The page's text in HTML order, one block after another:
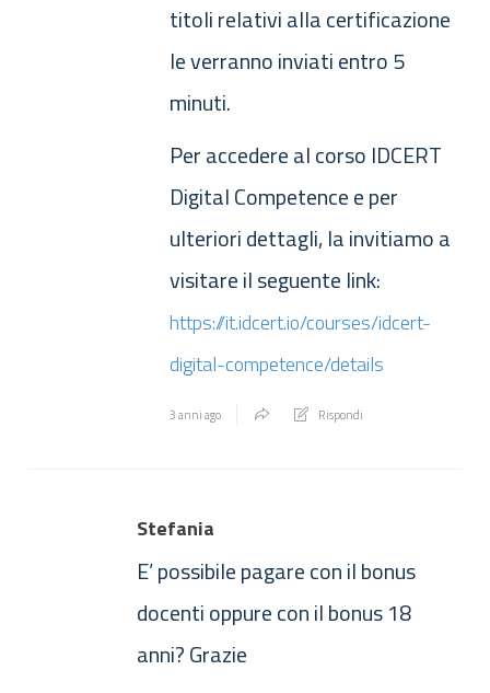
titoli relativi alla certificazione
le verranno inviati entro 5
minuti.
Per accedere al corso IDCERT
Digital Competence e per
ulteriori dettagli, la invitiamo a
visitare il seguente link:
https://it.idcert.io/courses/idcert-
digital-competence/details
3 anni ago Rispondi
Stefania
E’ possibile pagare con il bonus
docenti oppure con il bonus 18
anni? Grazie